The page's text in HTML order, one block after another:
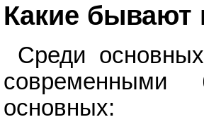
Какие бывают
Среди
современными
основных: